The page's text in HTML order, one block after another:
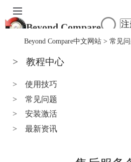
Beyond Compare
首页
下载
购买
Beyond Compare中文网站> 常见
> 教程中心
>
使用技巧
>
常见问题
>
安装激活
>
最新资讯